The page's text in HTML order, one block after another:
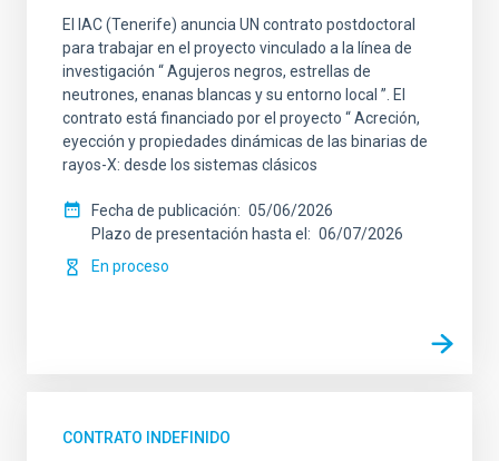
El IAC (Tenerife) anuncia UN contrato postdoctoral
para trabajar en el proyecto vinculado a la línea de
investigación “ Agujeros negros, estrellas de
neutrones, enanas blancas y su entorno local ”. El
contrato está financiado por el proyecto “ Acreción,
eyección y propiedades dinámicas de las binarias de
rayos-X: desde los sistemas clásicos
Fecha de publicación
05/06/2026
Plazo de presentación hasta el
06/07/2026
En proceso
CONTRATO INDEFINIDO